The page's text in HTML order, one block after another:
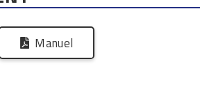
Manuel